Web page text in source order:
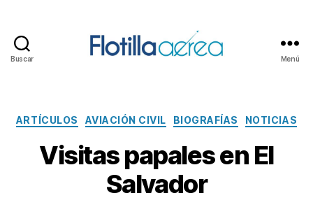
Buscar Menú
Categorías
ARTÍCULOS AVIACIÓN CIVIL BIOGRAFÍAS NOTICIAS
Visitas papales en El
Salvador